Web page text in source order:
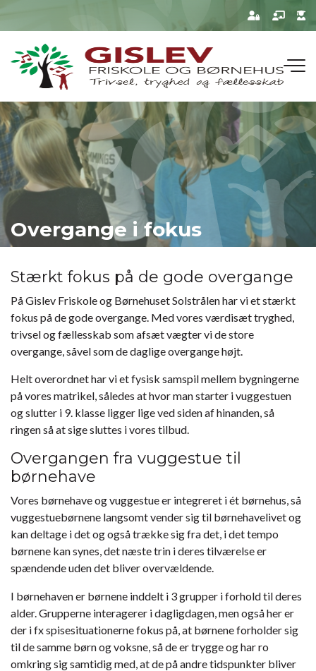
hovedindhold
Overgange i fokus
Stærkt fokus på de gode overgange
På Gislev Friskole og Børnehuset Solstrålen har vi et stærkt
fokus på de gode overgange. Med vores værdisæt tryghed,
trivsel og fællesskab som afsæt vægter vi de store
overgange, såvel som de daglige overgange højt.
Helt overordnet har vi et fysisk samspil mellem bygningerne
på vores matrikel, således at hvor man starter i vuggestuen
og slutter i 9. klasse ligger lige ved siden af hinanden, så
ringen så at sige sluttes i vores tilbud.
Overgangen fra vuggestue til
børnehave
Vores børnehave og vuggestue er integreret i ét børnehus, så
vuggestuebørnene langsomt vender sig til børnehavelivet og
kan deltage i det og også trække sig fra det, i det tempo
børnene kan synes, det næste trin i deres tilværelse er
spændende uden det bliver overvældende.
I børnehaven er børnene inddelt i 3 grupper i forhold til deres
alder. Grupperne interagerer i dagligdagen, men også her er
der i fx spisesituationerne fokus på, at børnene forholder sig
til de samme børn og voksne, så de er trygge og har ro
omkring sig samtidig med, at de på andre tidspunkter bliver